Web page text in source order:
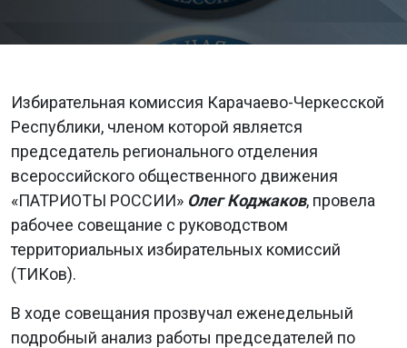
Избирательная комиссия Карачаево-Черкесской
Республики, членом которой является
председатель регионального отделения
всероссийского общественного движения
«ПАТРИОТЫ РОССИИ» Олег Коджаков, провела
рабочее совещание с руководством
территориальных избирательных комиссий
(ТИКов).
В ходе совещания прозвучал еженедельный
подробный анализ работы председателей по